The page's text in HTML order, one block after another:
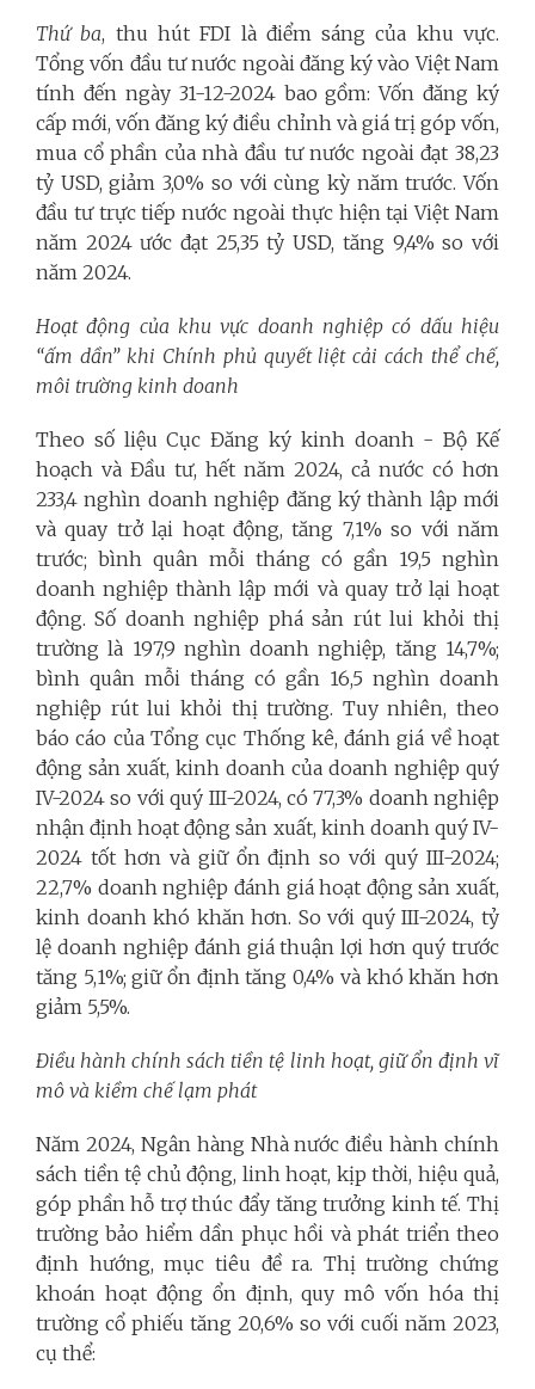
Thứ ba, thu hút FDI là điểm sáng của khu vực.
Tổng vốn đầu tư nước ngoài đăng ký vào Việt Nam
tính đến ngày 31-12-2024 bao gồm: Vốn đăng ký
cấp mới, vốn đăng ký điều chỉnh và giá trị góp vốn,
mua cổ phần của nhà đầu tư nước ngoài đạt 38,23
tỷ USD, giảm 3,0% so với cùng kỳ năm trước. Vốn
đầu tư trực tiếp nước ngoài thực hiện tại Việt Nam
năm 2024 ước đạt 25,35 tỷ USD, tăng 9,4% so với
năm 2024.
Hoạt động của khu vực doanh nghiệp có dấu hiệu
“ấm dần” khi Chính phủ quyết liệt cải cách thể chế,
môi trường kinh doanh
Theo số liệu Cục Đăng ký kinh doanh - Bộ Kế
hoạch và Đầu tư, hết năm 2024, cả nước có hơn
233,4 nghìn doanh nghiệp đăng ký thành lập mới
và quay trở lại hoạt động, tăng 7,1% so với năm
trước; bình quân mỗi tháng có gần 19,5 nghìn
doanh nghiệp thành lập mới và quay trở lại hoạt
động. Số doanh nghiệp phá sản rút lui khỏi thị
trường là 197,9 nghìn doanh nghiệp, tăng 14,7%;
bình quân mỗi tháng có gần 16,5 nghìn doanh
nghiệp rút lui khỏi thị trường. Tuy nhiên, theo
báo cáo của Tổng cục Thống kê, đánh giá về hoạt
động sản xuất, kinh doanh của doanh nghiệp quý
IV-2024 so với quý III-2024, có 77,3% doanh nghiệp
nhận định hoạt động sản xuất, kinh doanh quý IV-
2024 tốt hơn và giữ ổn định so với quý III-2024;
22,7% doanh nghiệp đánh giá hoạt động sản xuất,
kinh doanh khó khăn hơn. So với quý III-2024, tỷ
lệ doanh nghiệp đánh giá thuận lợi hơn quý trước
tăng 5,1%; giữ ổn định tăng 0,4% và khó khăn hơn
giảm 5,5%.
Điều hành chính sách tiền tệ linh hoạt, giữ ổn định vĩ
mô và kiềm chế lạm phát
Năm 2024, Ngân hàng Nhà nước điều hành chính
sách tiền tệ chủ động, linh hoạt, kịp thời, hiệu quả,
góp phần hỗ trợ thúc đẩy tăng trưởng kinh tế. Thị
trường bảo hiểm dần phục hồi và phát triển theo
định hướng, mục tiêu đề ra. Thị trường chứng
khoán hoạt động ổn định, quy mô vốn hóa thị
trường cổ phiếu tăng 20,6% so với cuối năm 2023,
cụ thể: